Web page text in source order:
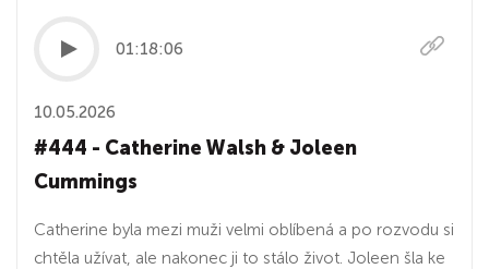
01:18:06
10.05.2026
#444 - Catherine Walsh & Joleen
Cummings
Catherine byla mezi muži velmi oblíbená a po rozvodu si
chtěla užívat, ale nakonec ji to stálo život. Joleen šla ke